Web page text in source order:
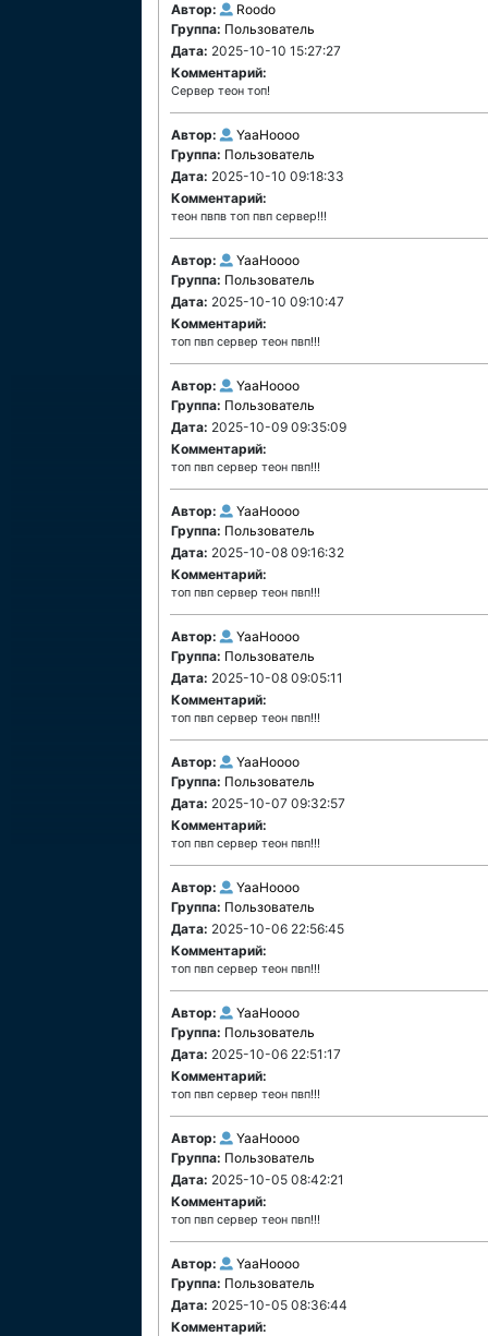
Автор:
Roodo
Группа: Пользователь
Дата: 2025-10-10 15:27:27
Комментарий:
Сервер теон топ!
Автор:
YaaHoooo
Группа: Пользователь
Дата: 2025-10-10 09:18:33
Комментарий:
теон пвпв топ пвп сервер!!!
Автор:
YaaHoooo
Группа: Пользователь
Дата: 2025-10-10 09:10:47
Комментарий:
топ пвп сервер теон пвп!!!
Автор:
YaaHoooo
Группа: Пользователь
Дата: 2025-10-09 09:35:09
Комментарий:
топ пвп сервер теон пвп!!!
Автор:
YaaHoooo
Группа: Пользователь
Дата: 2025-10-08 09:16:32
Комментарий:
топ пвп сервер теон пвп!!!
Автор:
YaaHoooo
Группа: Пользователь
Дата: 2025-10-08 09:05:11
Комментарий:
топ пвп сервер теон пвп!!!
Автор:
YaaHoooo
Группа: Пользователь
Дата: 2025-10-07 09:32:57
Комментарий:
топ пвп сервер теон пвп!!!
Автор:
YaaHoooo
Группа: Пользователь
Дата: 2025-10-06 22:56:45
Комментарий:
топ пвп сервер теон пвп!!!
Автор:
YaaHoooo
Группа: Пользователь
Дата: 2025-10-06 22:51:17
Комментарий:
топ пвп сервер теон пвп!!!
Автор:
YaaHoooo
Группа: Пользователь
Дата: 2025-10-05 08:42:21
Комментарий:
топ пвп сервер теон пвп!!!
Автор:
YaaHoooo
Группа: Пользователь
Дата: 2025-10-05 08:36:44
Комментарий: